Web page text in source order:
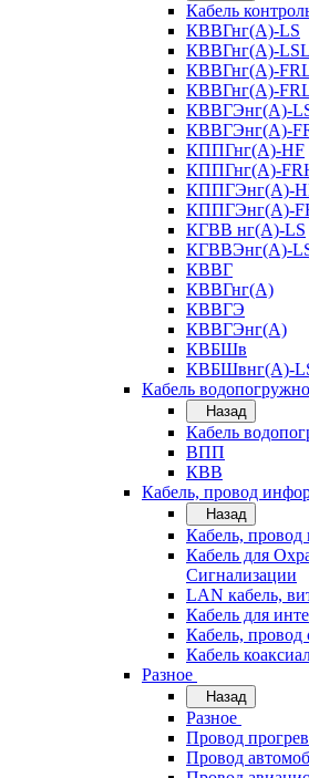
Кабель
КВВГнг(А)-LS
КВВГнг(А)-
КВВГнг(А)-
КВВГнг(А)-
КВВГЭнг(А)-
КВВГЭнг(А)-
КППГнг(А)-HF
КППГнг(А)-
КППГЭнг(А)-
КППГЭнг(А)-
КГВВ нг(А)-LS
КГВВЭнг(А)-
КВВГ
КВВГнг(А)
КВВГЭ
КВВГЭнг(А)
КВБШв
КВБШвнг(А)-
Кабель
Назад
Кабель
ВПП
КВВ
Кабель, провод
Назад
Кабель,
Кабель для
Сигнализации
LAN кабель,
Кабель для
Кабель, провод
Кабель
Разное
Назад
Разное
Провод
Провод